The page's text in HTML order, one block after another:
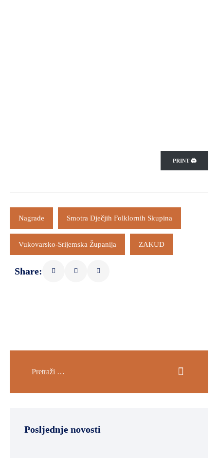
PRINT 🖨
Nagrade Smotra Dječjih Folklornih Skupina
Vukovarsko-Srijemska Županija ZAKUD
Share:
Posljednje novosti